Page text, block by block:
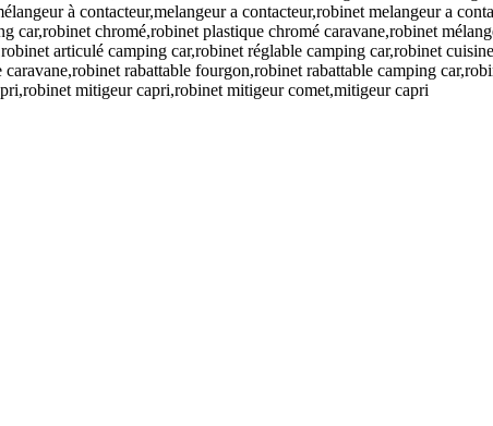
à contacteur,melangeur a contacteur,robinet melangeur a
car,robinet chromé,robinet plastique chromé caravane,robinet
articulé camping car,robinet réglable camping car,robinet
rabattable fourgon,robinet rabattable camping
mitigeur capri,robinet mitigeur comet,mitigeur capri